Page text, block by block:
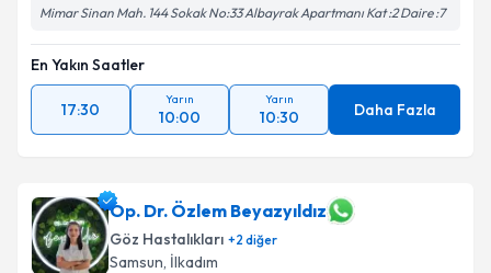
Mimar Sinan Mah. 144 Sokak No:33 Albayrak Apartmanı Kat :2 Daire :7
En Yakın Saatler
17:30
Yarın
10:00
Yarın
10:30 Daha Fazla
Op. Dr. Özlem Beyazyıldız
Göz Hastalıkları +2 diğer
Samsun, İlkadım